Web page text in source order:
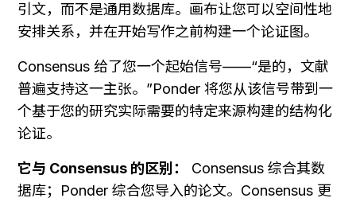
引文，而不是通用数据库。画布让您可以空间性地
安排关系，并在开始写作之前构建一个论证图。
Consensus 给了您一个起始信号——“是的，文献
普遍支持这一主张。”Ponder 将您从该信号带到一
个基于您的研究实际需要的特定来源构建的结构化
论证。
它与 Consensus 的区别：
Consensus 综合其数
据库；Ponder 综合您导入的论文。Consensus 更